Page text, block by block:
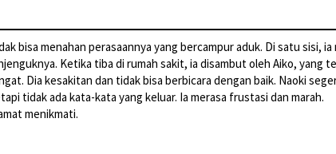
bisa menahan perasaannya yang bercampur aduk. Di satu sisi,
Ketika tiba di rumah sakit, ia disambut oleh Aiko, yang
Dia kesakitan dan tidak bisa berbicara dengan baik. Naoki
tidak ada kata-kata yang keluar. Ia merasa frustasi dan marah.
menikmati.